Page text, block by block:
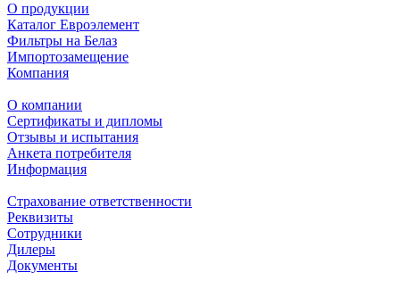
О продукции
Каталог Евроэлемент
Фильтры на Белаз
Импортозамещение
Компания
О компании
Сертификаты и дипломы
Отзывы и испытания
Анкета потребителя
Информация
Страхование ответственности
Реквизиты
Сотрудники
Дилеры
Документы